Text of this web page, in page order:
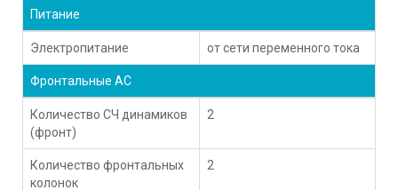
Питание
Электропитание от сети переменного тока
Фронтальные АС
Количество СЧ динамиков
(фронт)
2
Количество фронтальных
колонок
2